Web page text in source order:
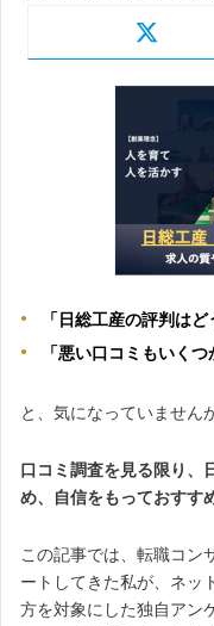
「日総工産の評判はど
「悪い口コミもいく
と、気になっていません
口コミ調査を見る限り、
め、自信をもっておすす
この記事では、転職コン
ートしてきた私が、ネッ
方を対象にした独自アン